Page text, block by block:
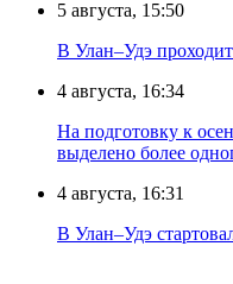
5 августа, 15:50
В Улан–Удэ
4 августа, 16:34
На подготовку к
выделено более
4 августа, 16:31
В Улан–Удэ